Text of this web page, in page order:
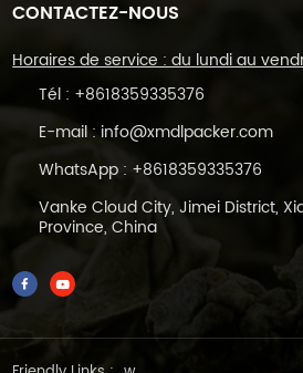
CONTACTEZ-NOUS
Horaires de service : du lundi au
Tél : +8618359335376
E-mail : info@xmdlpacker.com
WhatsApp : +8618359335376
Vanke Cloud City, Jimei District,
Province, China